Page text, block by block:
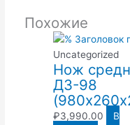
Похожие
Uncategorized
Нож
ДЗ-98
₽3,990.00
В